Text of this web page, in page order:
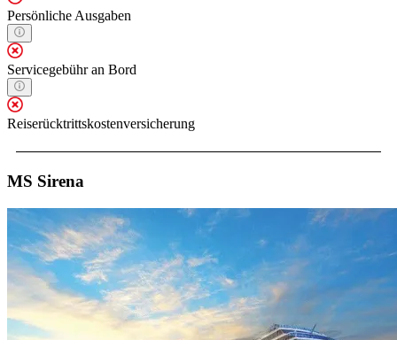
Persönliche Ausgaben
Servicegebühr an Bord
Reiserücktrittskostenversicherung
MS Sirena